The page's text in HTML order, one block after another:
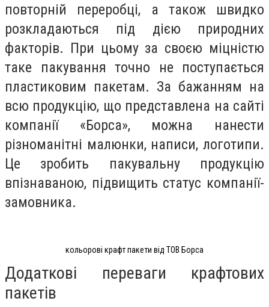
повторній переробці, а також швидко
розкладаються під дією природних
факторів. При цьому за своєю міцністю
таке пакування точно не поступається
пластиковим пакетам. За бажанням на
всю продукцію, що представлена на сайті
компанії «Борса», можна нанести
різноманітні малюнки, написи, логотипи.
Це зробить пакувальну продукцію
впізнаваною, підвищить статус компанії-
замовника.
кольорові крафт пакети від ТОВ Борса
Додаткові переваги крафтових
пакетів